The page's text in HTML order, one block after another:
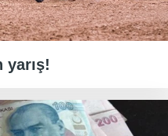
yarış!